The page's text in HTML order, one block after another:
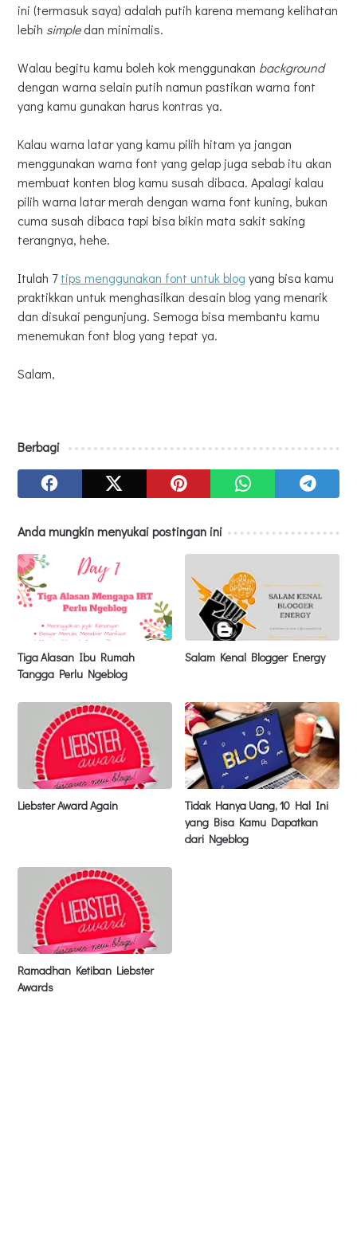
ini (termasuk saya) adalah putih karena memang kelihatan
lebih simpledan minimalis.
Walau begitu kamu boleh kok menggunakan background
dengan warna selain putih namun pastikan warna font
yang kamu gunakan harus kontras ya.
Kalau warna latar yang kamu pilih hitam ya jangan
menggunakan warna font yang gelap juga sebab itu akan
membuat konten blog kamu susah dibaca. Apalagi kalau
pilih warna latar merah dengan warna font kuning, bukan
cuma susah dibaca tapi bisa bikin mata sakit saking
terangnya, hehe.
Itulah 7tips menggunakan font untuk blog yang bisa kamu
praktikkan untuk menghasilkan desain blog yang menarik
dan disukai pengunjung. Semoga bisa membantu kamu
menemukan font blog yang tepat ya.
Salam,
Berbagi
Anda mungkin menyukai postingan ini
Tiga Alasan Ibu Rumah
Tangga Perlu Ngeblog
Salam Kenal Blogger Energy
Liebster Award Again
Tidak Hanya Uang, 10 Hal Ini
yang Bisa Kamu Dapatkan
dari Ngeblog
Ramadhan Ketiban Liebster
Awards